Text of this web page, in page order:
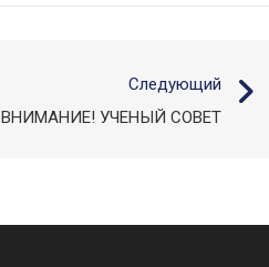
Следующий
ВНИМАНИЕ! УЧЕНЫЙ СОВЕТ